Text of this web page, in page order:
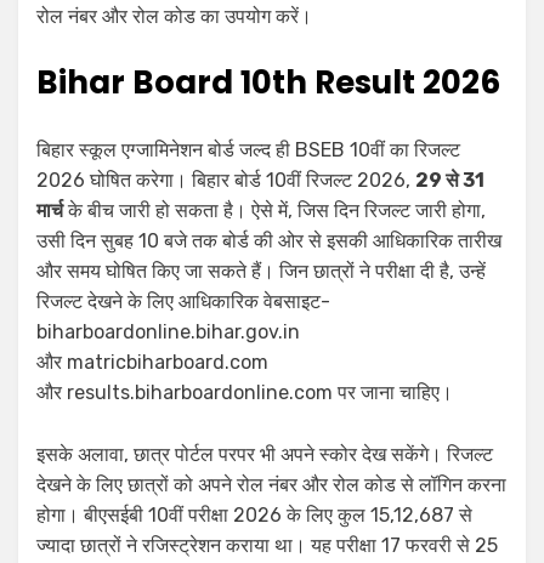
रोल नंबर और रोल कोड का उपयोग करें।
Bihar Board 10th Result 2026
बिहार स्कूल एग्जामिनेशन बोर्ड जल्द ही BSEB 10वीं का रिजल्ट
2026 घोषित करेगा। बिहार बोर्ड 10वीं रिजल्ट 2026, 29 से 31
मार्चके बीच जारी हो सकता है। ऐसे में, जिस दिन रिजल्ट जारी होगा,
उसी दिन सुबह 10 बजे तक बोर्ड की ओर से इसकी आधिकारिक तारीख
और समय घोषित किए जा सकते हैं। जिन छात्रों ने परीक्षा दी है, उन्हें
रिजल्ट देखने के लिए आधिकारिक वेबसाइट-
biharboardonline.bihar.gov.in
और matricbiharboard.com
और results.biharboardonline.com पर जाना चाहिए।
इसके अलावा, छात्र पोर्टल परपर भी अपने स्कोर देख सकेंगे। रिजल्ट
देखने के लिए छात्रों को अपने रोल नंबर और रोल कोड से लॉगिन करना
होगा। बीएसईबी 10वीं परीक्षा 2026 के लिए कुल 15,12,687 से
ज्यादा छात्रों ने रजिस्ट्रेशन कराया था। यह परीक्षा 17 फरवरी से 25